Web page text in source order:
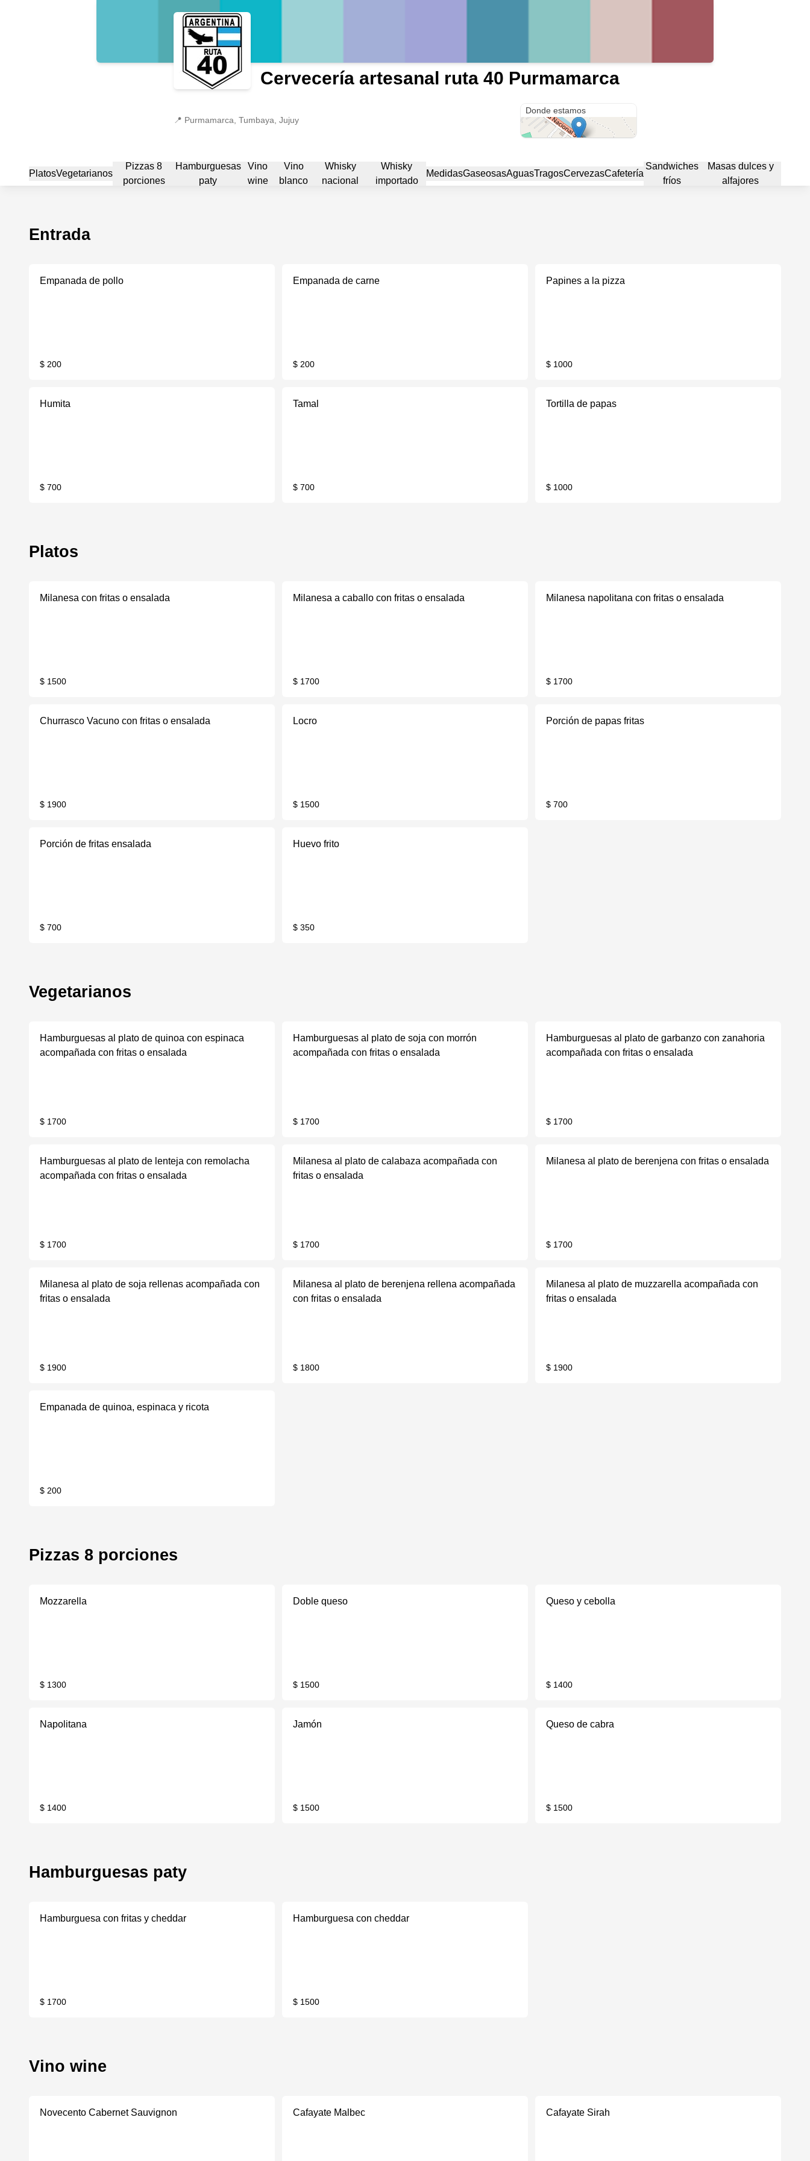
Cervecería artesanal ruta 40 Purmamarca
📍 Purmamarca, Tumbaya, Jujuy
Donde estamos
PlatosVegetarianos
Pizzas 8
porciones
Hamburguesas
paty
Vino
wine
Vino
blanco
Whisky
nacional
Whisky
importado
MedidasGaseosasAguasTragosCervezasCafetería
Sandwiches
fríos
Masas dulces y
alfajores
Entrada
Empanada de pollo
$ 200
Empanada de carne
$ 200
Papines a la pizza
$ 1000
Humita
$ 700
Tamal
$ 700
Tortilla de papas
$ 1000
Platos
Milanesa con fritas o ensalada
$ 1500
Milanesa a caballo con fritas o ensalada
$ 1700
Milanesa napolitana con fritas o ensalada
$ 1700
Churrasco Vacuno con fritas o ensalada
$ 1900
Locro
$ 1500
Porción de papas fritas
$ 700
Porción de fritas ensalada
$ 700
Huevo frito
$ 350
Vegetarianos
Hamburguesas al plato de quinoa con espinaca
acompañada con fritas o ensalada
$ 1700
Hamburguesas al plato de soja con morrón
acompañada con fritas o ensalada
$ 1700
Hamburguesas al plato de garbanzo con zanahoria
acompañada con fritas o ensalada
$ 1700
Hamburguesas al plato de lenteja con remolacha
acompañada con fritas o ensalada
$ 1700
Milanesa al plato de calabaza acompañada con
fritas o ensalada
$ 1700
Milanesa al plato de berenjena con fritas o ensalada
$ 1700
Milanesa al plato de soja rellenas acompañada con
fritas o ensalada
$ 1900
Milanesa al plato de berenjena rellena acompañada
con fritas o ensalada
$ 1800
Milanesa al plato de muzzarella acompañada con
fritas o ensalada
$ 1900
Empanada de quinoa, espinaca y ricota
$ 200
Pizzas 8 porciones
Mozzarella
$ 1300
Doble queso
$ 1500
Queso y cebolla
$ 1400
Napolitana
$ 1400
Jamón
$ 1500
Queso de cabra
$ 1500
Hamburguesas paty
Hamburguesa con fritas y cheddar
$ 1700
Hamburguesa con cheddar
$ 1500
Vino wine
Novecento Cabernet Sauvignon Cafayate Malbec Cafayate Sirah